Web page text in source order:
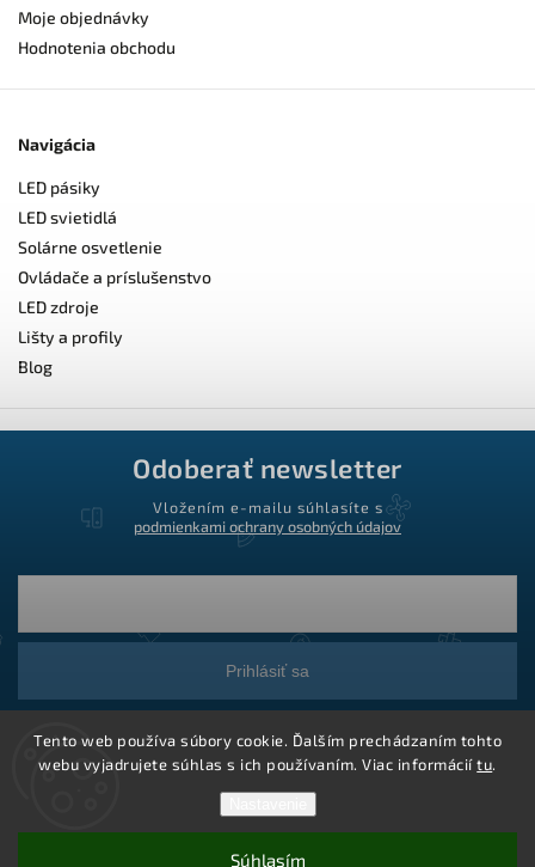
Tento web používa súbory cookie. Ďalším prechádzaním tohto
webu vyjadrujete súhlas s ich používaním. Viac informáciítu.
Súhlasím
Moje objednávky
Hodnotenia obchodu
Navigácia
LED pásiky
LED svietidlá
Solárne osvetlenie
Ovládače a príslušenstvo
LED zdroje
Lišty a profily
Blog
Odoberať newsletter
Vložením e-mailu súhlasíte s
podmienkami ochrany osobných údajov
Prihlásiť sa